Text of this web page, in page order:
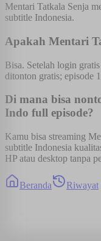
Mentari Tatkala Senja
subtitle Indonesia.
Apakah Mentari
Bisa. Setelah login
ditonton gratis; episode
Di mana bisa
Indo full episode?
Kamu bisa streaming
subtitle Indonesia
HP atau desktop tanpa
Beranda Riwayat